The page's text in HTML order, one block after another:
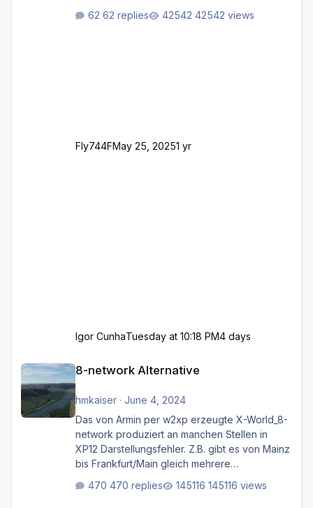
support email for them either. thank you
62 replies 42542 views
Fly744FMay 25, 20251 yr
Igor CunhaTuesday at 10:18 PM4 days
8-network Alternative
hmkaiser· June 4, 2024
Das von Armin per w2xp erzeugte X-World_8-
network produziert an manchen Stellen in
XP12 Darstellungsfehler. Z.B. gibt es von Mainz
bis Frankfurt/Main gleich mehrere
zugemauert sind. Niederräder Brücke
470 replies 145116 views